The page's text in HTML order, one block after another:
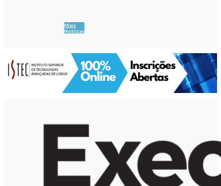
Mais
Notícias